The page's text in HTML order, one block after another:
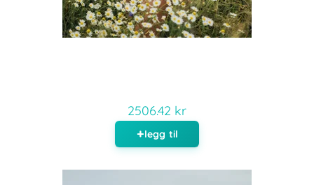
2506.42 kr
legg til